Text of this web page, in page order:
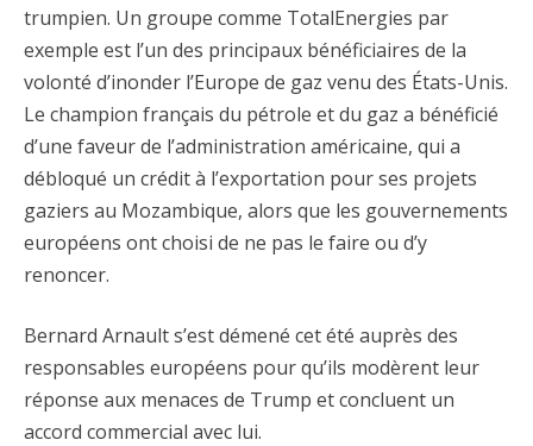
trumpien. Un groupe comme TotalEnergies par
exemple est l’un des principaux bénéficiaires de la
volonté d’inonder l’Europe de gaz venu des États-Unis.
Le champion français du pétrole et du gaz a bénéficié
d’une faveur de l’administration américaine, qui a
débloqué un crédit à l’exportation pour ses projets
gaziers au Mozambique, alors que les gouvernements
européens ont choisi de ne pas le faire ou d’y
renoncer.
Bernard Arnault s’est démené cet été auprès des
responsables européens pour qu’ils modèrent leur
réponse aux menaces de Trump et concluent un
accord commercial avec lui.